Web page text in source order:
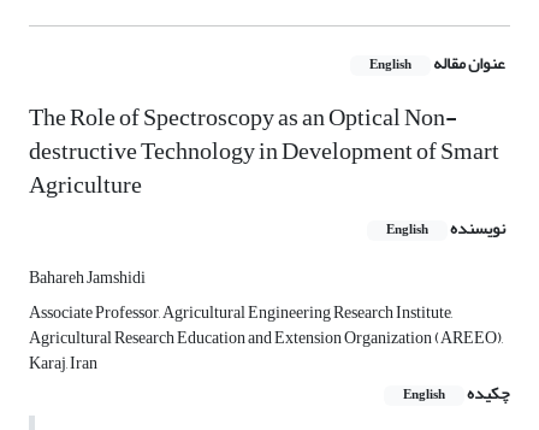
عنوان مقاله English
The Role of Spectroscopy as an Optical Non-
destructive Technology in Development of Smart
Agriculture
نویسنده English
Bahareh Jamshidi
Associate Professor, Agricultural Engineering Research Institute,
Agricultural Research Education and Extension Organization (AREEO),
Karaj, Iran
چکیده
English